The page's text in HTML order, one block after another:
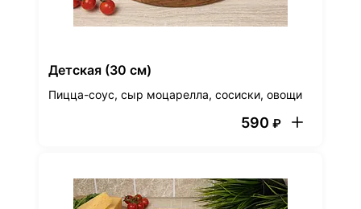
Детская (30 см)
Пицца-соус, сыр моцарелла, сосиски, овощи
590 ₽